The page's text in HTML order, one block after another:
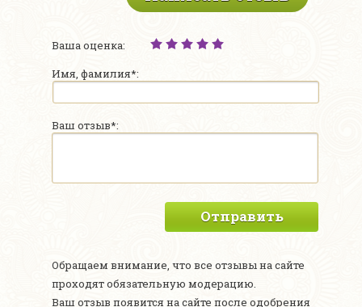
Ваша оценка:
Имя, фамилия*:
Ваш отзыв*:
Отправить
Обращаем внимание, что все отзывы на сайте
проходят обязательную модерацию.
Ваш отзыв появится на сайте после одобрения